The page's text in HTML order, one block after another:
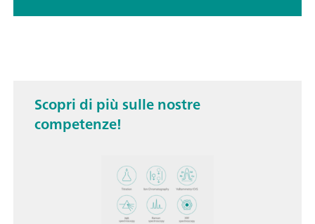
Scopri di più sulle nostre
competenze!